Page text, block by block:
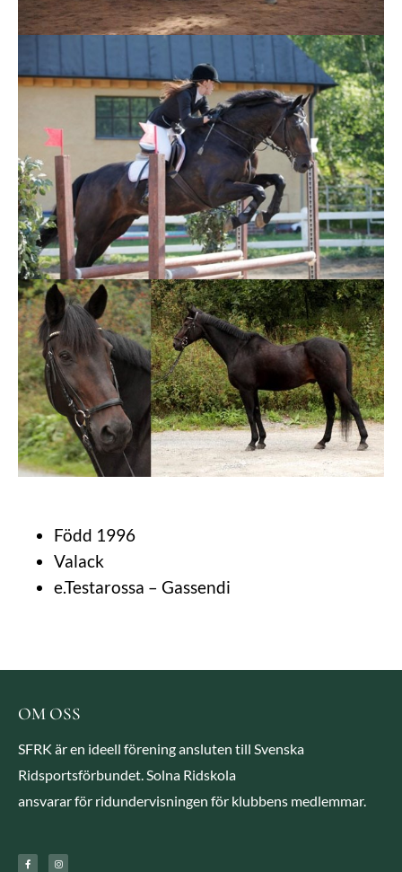
Född 1996
Valack
e.Testarossa – Gassendi
OM OSS
SFRK är en ideell förening ansluten till Svenska
Ridsportsförbundet. Solna Ridskola
ansvarar för ridundervisningen för klubbens medlemmar.